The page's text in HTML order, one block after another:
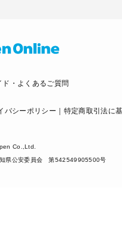
ド・よくあるご質問
バシーポリシー 特定商取引法に
Co.,Ltd.
知県公安委員会 第542549905500号